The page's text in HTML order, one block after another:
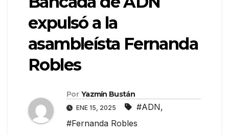
expulsó a la
asambleísta Fernanda
Robles
Por Yazmín Bustán
ENE 15, 2025 #ADN,
#Fernanda Robles